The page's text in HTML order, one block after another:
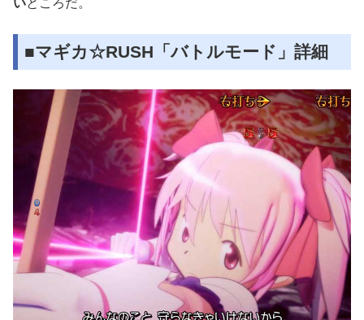
■マギカ☆RUSH「バトルモード」詳細